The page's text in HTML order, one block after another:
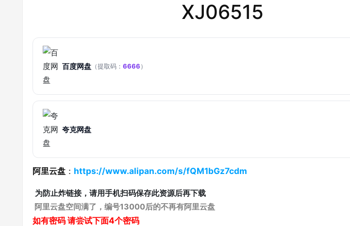
XJ06515
百度网盘 （提取码： 6666）
夸克网盘
阿里云盘 ： https://www.alipan.com/s/fQM1bGz7cdm
为防止炸链接，请用手机扫码保存此资源后再下载
阿里云盘空间满了，编号13000后的不再有阿里云盘
如有密码请尝试下面4个密码